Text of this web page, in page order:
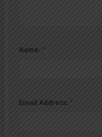
Name: *
Email Address: *